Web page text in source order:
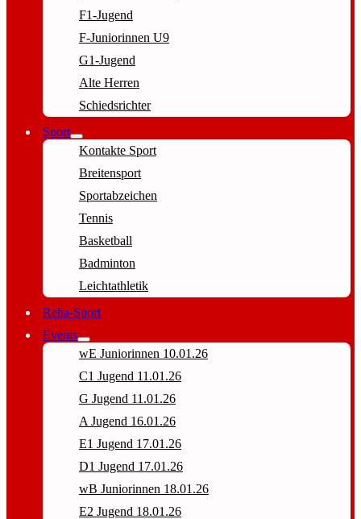
F1-Jugend
F-Juniorinnen U9
G1-Jugend
Alte Herren
Schiedsrichter
Sport
Kontakte Sport
Breitensport
Sportabzeichen
Tennis
Basketball
Badminton
Leichtathletik
Reha-Sport
Events
wE Juniorinnen 10.01.26
C1 Jugend 11.01.26
G Jugend 11.01.26
A Jugend 16.01.26
E1 Jugend 17.01.26
D1 Jugend 17.01.26
wB Juniorinnen 18.01.26
E2 Jugend 18.01.26